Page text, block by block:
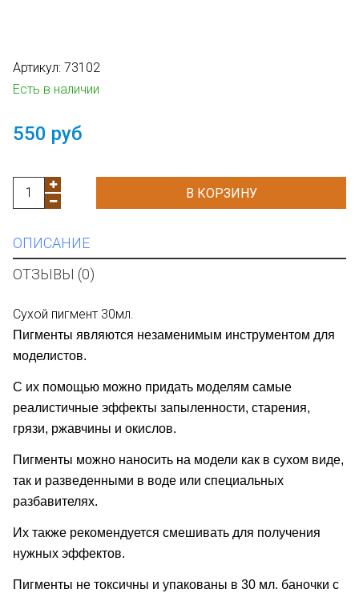
Артикул: 73102
Есть в наличии
550 руб
В КОРЗИНУ
ОПИСАНИЕ
ОТЗЫВЫ (0)
Сухой пигмент 30мл.
Пигменты являются незаменимым инструментом для
моделистов.
С их помощью можно придать моделям самые
реалистичные эффекты запыленности, старения,
грязи, ржавчины и окислов.
Пигменты можно наносить на модели как в сухом виде,
так и разведенными в воде или специальных
разбавителях.
Их также рекомендуется смешивать для получения
нужных эффектов.
Пигменты не токсичны и упакованы в 30 мл. баночки с